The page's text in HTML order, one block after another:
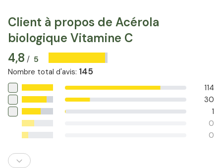
Client à propos de Acérola
biologique Vitamine C
4,8 / 5
Nombre total d'avis: 145
114
30
1
0
0